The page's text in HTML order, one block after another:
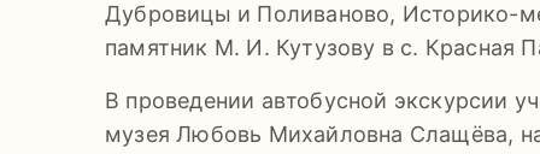
Дубровицы и Поливаново, Историко-
памятник М. И. Кутузову в с. Красная
В проведении автобусной экскурсии
музея Любовь Михайловна Слащёва,